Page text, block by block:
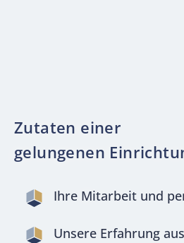
Zutaten einer
gelungenen
Ihre Mitarbeit und
Unsere Erfahrung aus